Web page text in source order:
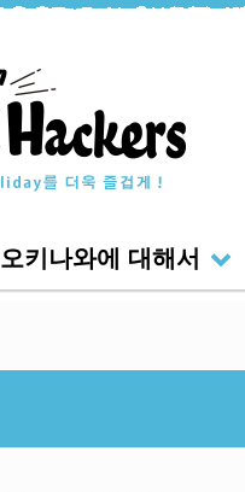
오키나와에 대해서